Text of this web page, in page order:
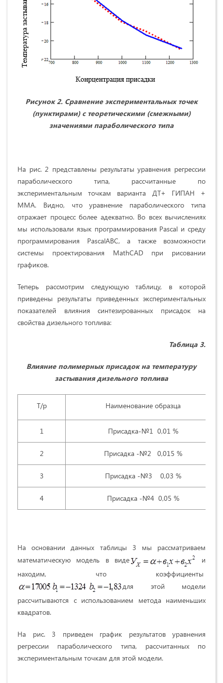
Рисунок 2. Сравнение экспериментальных точек
(пунктирами) с теоретическими (смежными)
значениями параболического типа
На рис. 2 представлены результаты уравнения регрессии
параболического типа, рассчитанные по
экспериментальным точкам варианта ДТ+ ГИПАН +
ММА. Видно, что уравнение параболического типа
отражает процесс более адекватно. Во всех вычислениях
мы использовали язык программирования Pascal и среду
программирования PascalABC, а также возможности
системы проектирования MathCAD при рисовании
графиков.
Теперь рассмотрим следующую таблицу, в которой
приведены результаты приведенных экспериментальных
показателей влияния синтезированных присадок на
свойства дизельного топлива:
Таблица 3.
Влияние полимерных присадок на температуру
застывания дизельного топлива
Т/р Наименование образца
1 Присадка-№1 0,01 %
2 Присадка -№2 0,015 %
3 Присадка -№3 0,03 %
4 Присадка -№4 0,05 %
На основании данных таблицы 3 мы рассматриваем
математическую модель в виде
и
находим, что коэффициенты
для этой модели
рассчитываются с использованием метода наименьших
квадратов.
На рис. 3 приведен график результатов уравнения
регрессии параболического типа, рассчитанных по
экспериментальным точкам для этой модели.